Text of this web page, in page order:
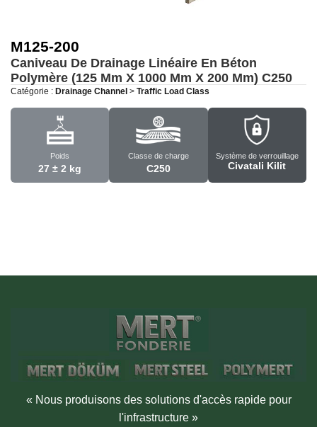
M125-200
Caniveau De Drainage Linéaire En Béton
Polymère (125 Mm X 1000 Mm X 200 Mm) C250
Catégorie : Drainage Channel > Traffic Load Class
Poids
27 ± 2 kg
Classe de charge
C250
Système de verrouillage
Civatali Kilit
« Nous produisons des solutions d'accès rapide pour
l'infrastructure »